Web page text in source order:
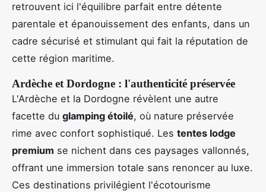
retrouvent ici l'équilibre parfait entre détente
parentale et épanouissement des enfants, dans un
cadre sécurisé et stimulant qui fait la réputation de
cette région maritime.
Ardèche et Dordogne : l'authenticité préservée
L'Ardèche et la Dordogne révèlent une autre
facette du glamping étoilé, où nature préservée
rime avec confort sophistiqué. Les tentes lodge
premium se nichent dans ces paysages vallonnés,
offrant une immersion totale sans renoncer au luxe.
Ces destinations privilégient l'écotourisme